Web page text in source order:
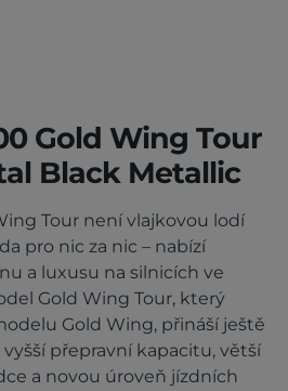
Gold Wing Tour
Black Metallic
Tour není vlajkovou lodí
pro nic za nic – nabízí
a luxusu na silnicích ve
Gold Wing Tour, který
Gold Wing, přináší ještě
přepravní kapacitu, větší
a novou úroveň jízdních